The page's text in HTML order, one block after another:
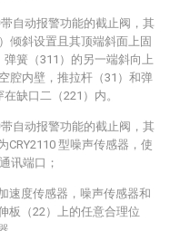
自动报警功能的截止阀，其
倾斜设置且其顶端斜面上固
簧（311）的另一端斜向上
腔内壁，推拉杆（31）和弹
缺口二（221）内。
自动报警功能的截止阀，其
CRY2110 型噪声传感器，使
讯端口；
速度传感器，噪声传感器和
板（22）上的任意合理位